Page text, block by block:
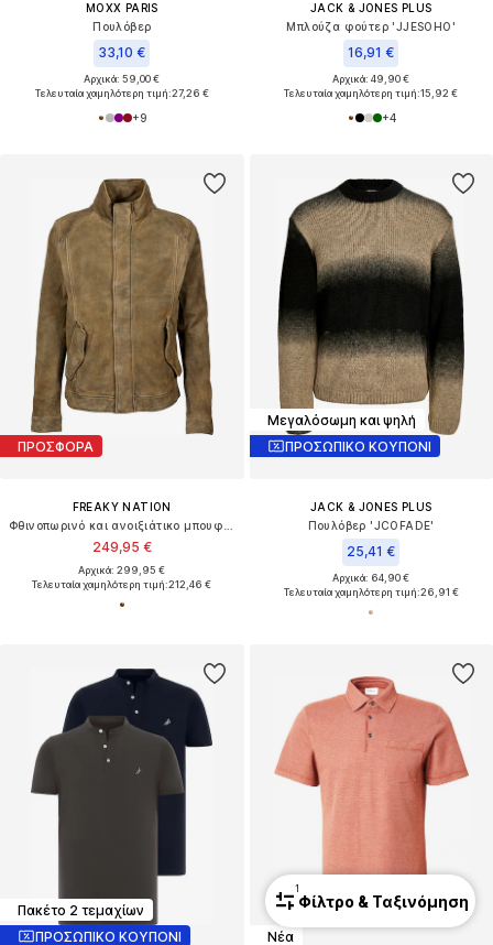
MOXX PARIS
Πουλόβερ
33,10 €
Αρχικά: 59,00 €
Τελευταία χαμηλότερη τιμή:27,26 €
+9
JACK & JONES PLUS
Μπλούζα φούτερ 'JJESOHO'
16,91 €
Αρχικά: 49,90 €
Τελευταία χαμηλότερη τιμή:15,92 €
+4
ΠΡΟΣΦΟΡΑ
FREAKY NATION
249,95 €
Αρχικά: 299,95 €
Τελευταία χαμηλότερη τιμή:212,46 €
Μεγαλόσωμη και ψηλή
ΠΡΟΣΩΠΙΚΟ ΚΟΥΠΟΝΙ
JACK & JONES PLUS
Πουλόβερ 'JCOFADE'
25,41 €
Αρχικά: 64,90 €
Τελευταία χαμηλότερη τιμή:26,91 €
Πακέτο 2 τεμαχίων
ΠΡΟΣΩΠΙΚΟ ΚΟΥΠΟΝΙ
Νέα
1
Φίλτρο & Ταξινόμηση